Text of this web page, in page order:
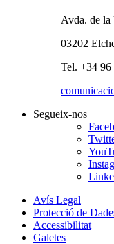
Avda. de la
03202
Tel. +34 96
Segueix-nos
Avís Legal
Protecció de
Accessibilitat
Galetes